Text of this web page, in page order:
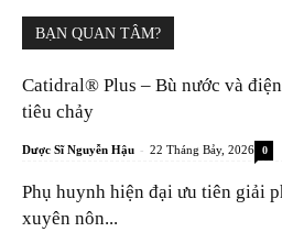
BẠN QUAN TÂM?
Catidral® Plus – Bù nước và
tiêu chảy
Dược Sĩ Nguyễn Hậu - 22 Tháng Bảy, 2026 0
Phụ huynh hiện đại ưu tiên giải
xuyên nôn...